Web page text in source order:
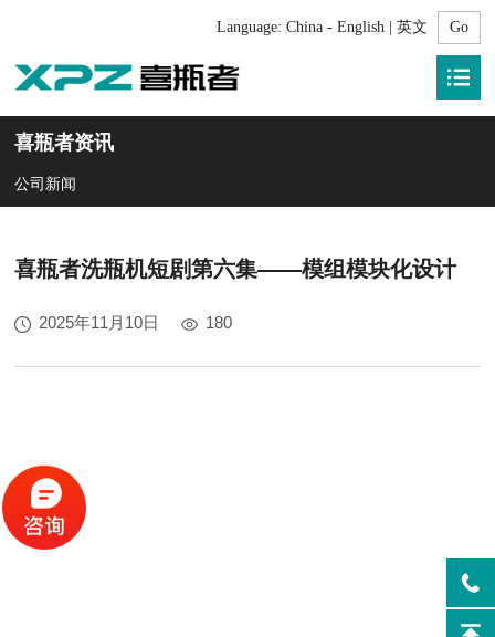
Language: China - English | 英文
喜瓶者资讯
公司新闻
喜瓶者洗瓶机短剧第六集——模组模块化设计
2025年11月10日 180